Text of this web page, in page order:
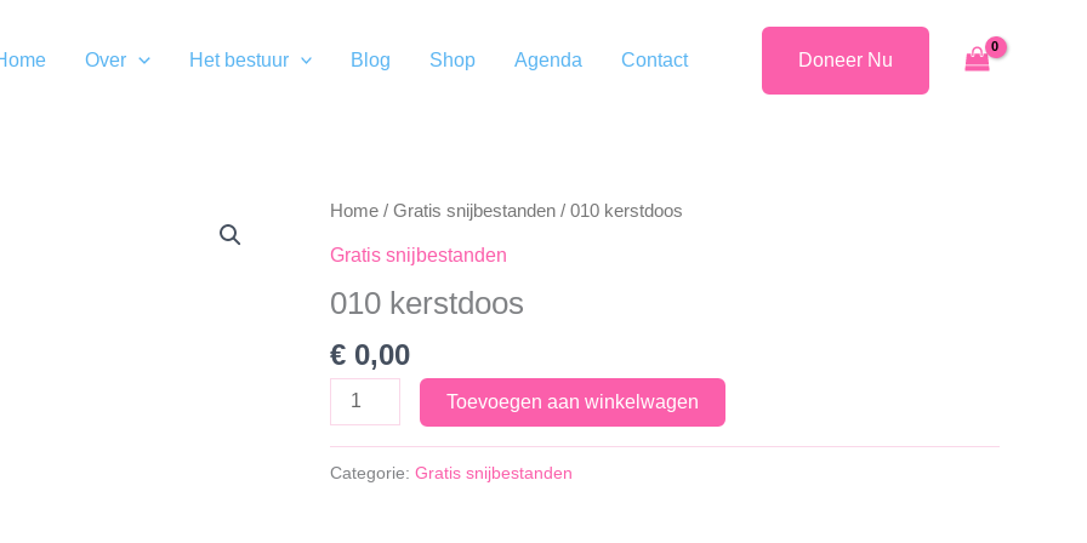
Over Het bestuur Blog Shop Agenda Contact Doneer Nu
Home / Gratis snijbestanden / 010 kerstdoos
Gratis snijbestanden
010 kerstdoos
€ 0,00
010
kerstdoos
Toevoegen aan winkelwagen
Categorie: Gratis snijbestanden